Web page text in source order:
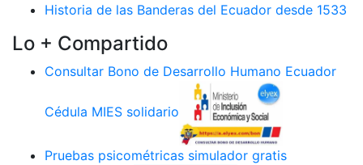
Historia de las Banderas del Ecuador desde 1533
Lo + Compartido
Consultar Bono de Desarrollo Humano Ecuador
Cédula MIES solidario
Pruebas psicométricas simulador gratis